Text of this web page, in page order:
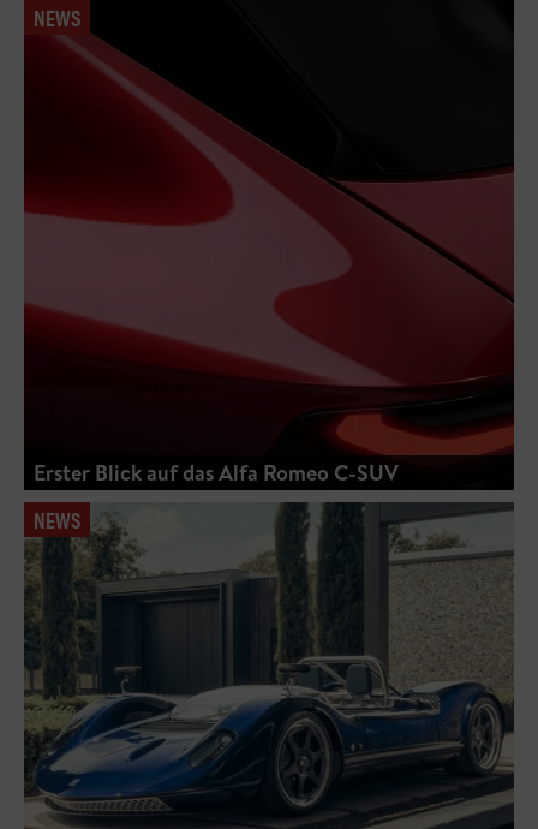
NEWS
Erster Blick auf das Alfa Romeo C-SUV
NEWS